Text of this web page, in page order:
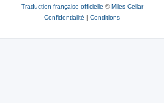
Traduction française officielle ©Miles Cellar
Confidentialité | Conditions